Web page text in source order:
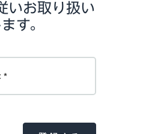
いお取り扱い
す。